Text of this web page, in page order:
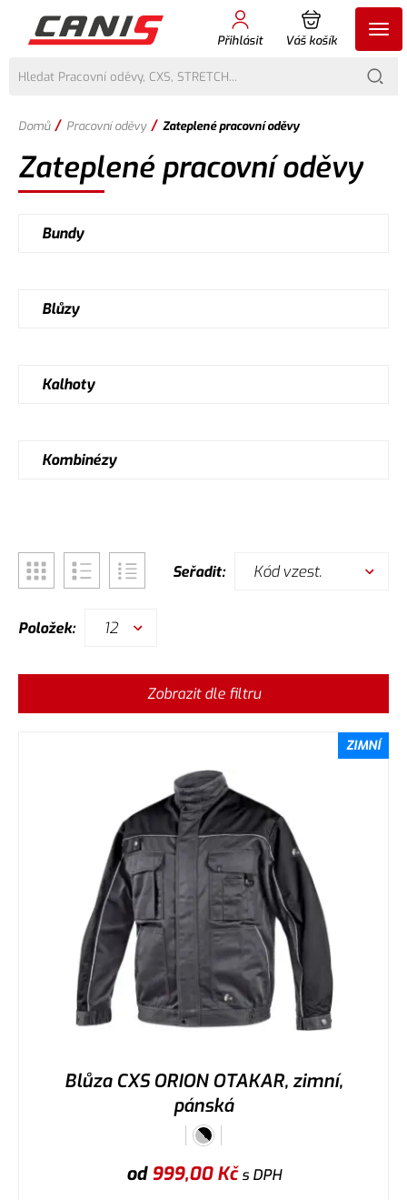
Přihlásit Váš košík
Domů / Pracovní oděvy / Zateplené pracovní oděvy
Zateplené pracovní oděvy
Bundy
Blůzy
Kalhoty
Kombinézy
Seřadit: Kód vzest.
Položek: 12
Zobrazit dle filtru
ZIMNÍ
Blůza CXS ORION OTAKAR, zimní,
pánská
od999,00Kčs DPH